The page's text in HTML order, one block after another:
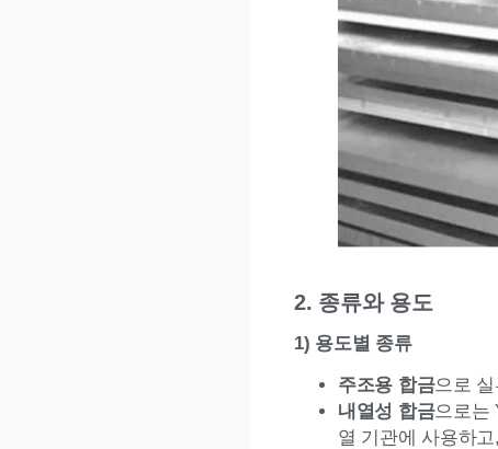
2. 종류와 용도
1) 용도별 종류
주조용 합금으로
내열성 합금으로는
열 기관에 사용하